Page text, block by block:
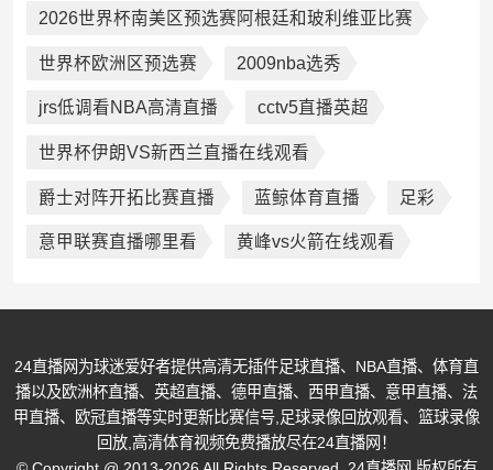
2026世界杯南美区预选赛阿根廷和玻利维亚比赛
世界杯欧洲区预选赛 2009nba选秀
jrs低调看NBA高清直播 cctv5直播英超
世界杯伊朗VS新西兰直播在线观看
爵士对阵开拓比赛直播 蓝鲸体育直播 足彩
意甲联赛直播哪里看 黄峰vs火箭在线观看
24直播网为球迷爱好者提供高清无插件足球直播、NBA直播、体育直
播以及欧洲杯直播、英超直播、德甲直播、西甲直播、意甲直播、法
甲直播、欧冠直播等实时更新比赛信号,足球录像回放观看、篮球录像
回放,高清体育视频免费播放尽在24直播网！